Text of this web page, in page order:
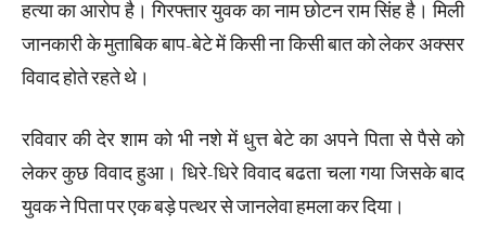
हत्या का आरोप है। गिरफ्तार युवक का नाम छोटन राम सिंह है। मिली
जानकारी के मुताबिक बाप-बेटे में किसी ना किसी बात को लेकर अक्सर
विवाद होते रहते थे।
रविवार की देर शाम को भी नशे में धुत्त बेटे का अपने पिता से पैसे को
लेकर कुछ विवाद हुआ। धिरे-धिरे विवाद बढता चला गया जिसके बाद
युवक ने पिता पर एक बड़े पत्थर से जानलेवा हमला कर दिया।